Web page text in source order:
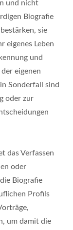
und nicht
Biografie
sie
eigenes Leben
und
eigenen
Sonderfall sind
oder zur
das Verfassen
oder
Biografie
Profils
um damit die